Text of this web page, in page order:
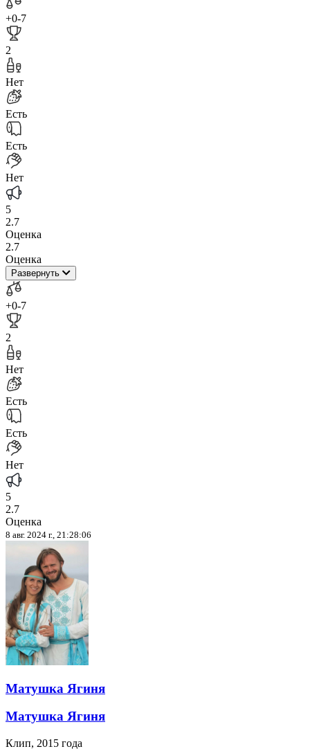
+0-7
2
Нет
Есть
Есть
Нет
5
2.7
Оценка
2.7
Оценка
Развернуть
+0-7
2
Нет
Есть
Есть
Нет
5
2.7
Оценка
8 авг. 2024 г., 21:28:06
Матушка Ягиня
Матушка Ягиня
Клип, 2015 года